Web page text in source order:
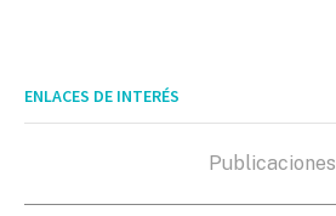
ENLACES DE INTERÉS
Publicaciones